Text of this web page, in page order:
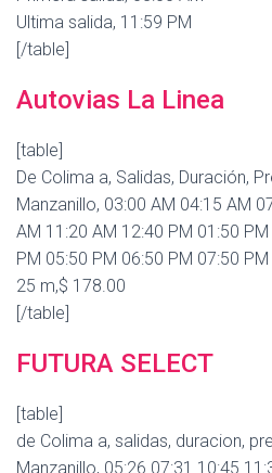
Ultima salida, 11:59 PM
[/table]
Autovias La Linea
[table]
De Colima a, Salidas, Duración,
Manzanillo, 03:00 AM 04:15 AM
AM 11:20 AM 12:40 PM 01:50
PM 05:50 PM 06:50 PM 07:50
25 m,$ 178.00
[/table]
FUTURA SELECT
[table]
de Colima a, salidas, duracion,
Manzanillo, 05:26 07:31 10:45